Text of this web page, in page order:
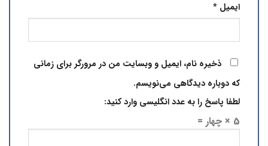
ایمیل *
ذخیره نام، ایمیل و وبسایت من در مرورگر برای زمانی
که دوباره دیدگاهی می‌نویسم.
لطفا پاسخ را به عدد انگلیسی وارد کنید:
5 × چهار =